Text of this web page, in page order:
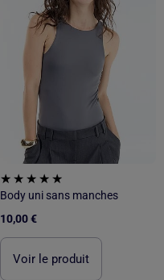
Body uni sans manches
10,00 €
Voir le produit